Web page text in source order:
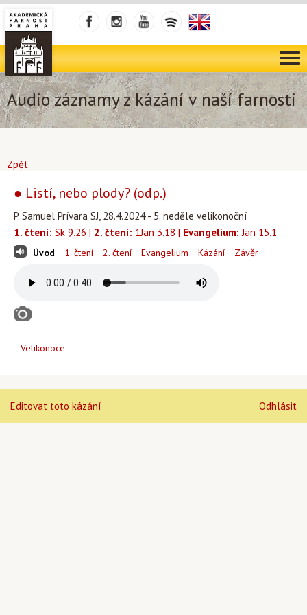
Audio záznamy z kázání v naší farnosti
Zpět
● Listí, nebo plody? (odp.)
P. Samuel Prívara SJ, 28.4.2024 - 5. neděle velikonoční
1. čtení: Sk 9,26 | 2. čtení: 1Jan 3,18 | Evangelium: Jan 15,1
Úvod 1. čtení 2. čtení Evangelium Kázání Závěr
Velikonoce
Editovat toto kázání Odhlásit